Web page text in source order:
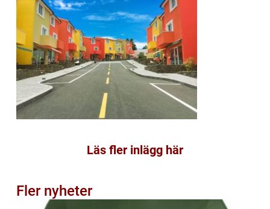
Läs fler inlägg här
Fler nyheter